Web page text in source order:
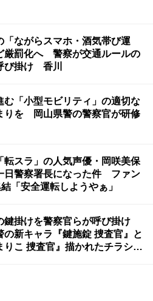
「ながらスマホ・酒気帯び運
厳罰化へ 警察が交通ルールの
び掛け 香川
む「小型モビリティ」の適切な
りを 岡山県警の警察官が研修
転スラ」の人気声優・岡咲美保
日警察署長になった件 ファン
「安全運転しようやぁ」
鍵掛けを警察官らが呼び掛け
の新キャラ『鍵施錠 捜査官』と
りこ 捜査官』描かれたチラシな